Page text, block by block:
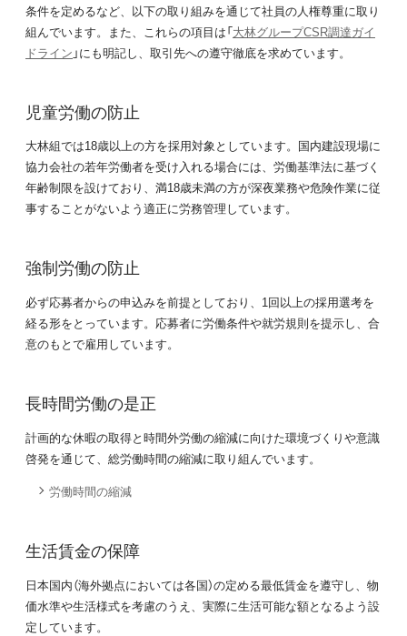
条件を定めるなど、以下の取り組みを通じて社員の人権尊重に取り
組んでいます。また、これらの項目は「大林グループCSR調達ガイ
ドライン 」にも明記し、取引先への遵守徹底を求めています。
児童労働の防止
大林組では18歳以上の方を採用対象としています。国内建設現場に
協力会社の若年労働者を受け入れる場合には、労働基準法に基づく
年齢制限を設けており、満18歳未満の方が深夜業務や危険作業に従
事することがないよう適正に労務管理しています。
強制労働の防止
必ず応募者からの申込みを前提としており、1回以上の採用選考を
経る形をとっています。応募者に労働条件や就労規則を提示し、合
意のもとで雇用しています。
長時間労働の是正
計画的な休暇の取得と時間外労働の縮減に向けた環境づくりや意識
啓発を通じて、総労働時間の縮減に取り組んでいます。
労働時間の縮減
生活賃金の保障
日本国内（海外拠点においては各国）の定める最低賃金を遵守し、物
価水準や生活様式を考慮のうえ、実際に生活可能な額となるよう設
定しています。